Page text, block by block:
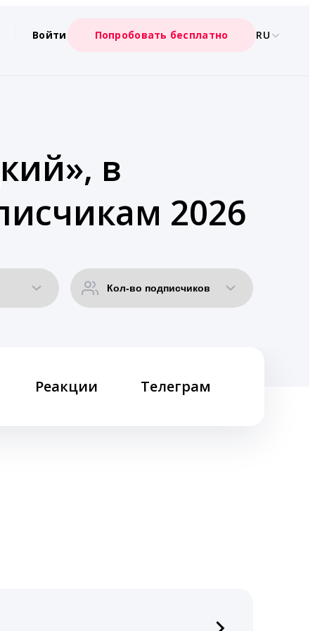
Войти Попробовать бесплатно RU
в
2026
Реакции Телеграм